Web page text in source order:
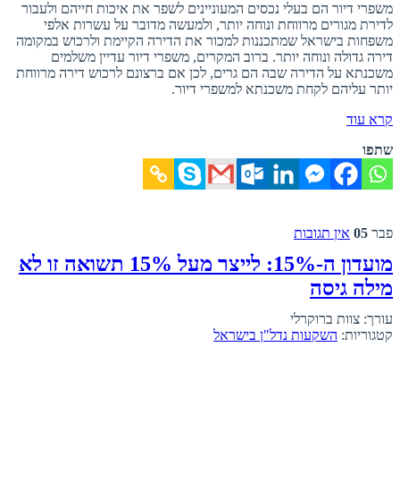
משפרי דיור הם בעלי נכסים המעוניינים לשפר את איכות חייהם ולעבור
לדירת מגורים מרווחת ונוחה יותר, ולמעשה מדובר על עשרות אלפי
משפחות בישראל שמתכננות למכור את הדירה הקיימת ולרכוש במקומה
דירה גדולה ונוחה יותר. ברוב המקרים, משפרי דיור עדיין משלמים
משכנתא על הדירה שבה הם גרים, לכן אם ברצונם לרכוש דירה מרווחת
יותר עליהם לקחת משכנתא למשפרי דיור.
קרא עוד
שתפו
פבר 05 אין תגובות
מועדון ה-15%: לייצר מעל 15% תשואה זו לא
מילה גיסה
עורך: צוות ברוקרלי
קטגוריות: השקעות נדל"ן בישראל